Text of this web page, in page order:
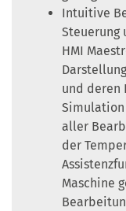
Intuitive
Steuerung
HMI
und deren
Simulation
aller
der
Maschine